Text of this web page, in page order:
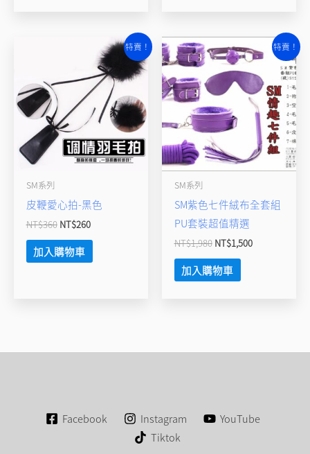
特賣！
SM系列
皮鞭愛心拍-黑色
NT$360
格：
NT$360。
NT$260
價
格：
NT$260。
加入購物車
特賣！
SM系列
SM紫色七件絨布全套組
PU套裝超值精選
NT$1,980
始
格：
NT$1,980。
NT$1,500
前
價
格：
NT$1,500。
加入購物車
Facebook Instagram
YouTube
Tiktok